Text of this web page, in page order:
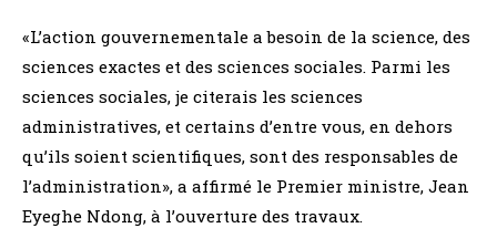
«L’action gouvernementale a besoin de la science, des
sciences exactes et des sciences sociales. Parmi les
sciences sociales, je citerais les sciences
administratives, et certains d’entre vous, en dehors
qu’ils soient scientifiques, sont des responsables de
l’administration», a affirmé le Premier ministre, Jean
Eyeghe Ndong, à l’ouverture des travaux.